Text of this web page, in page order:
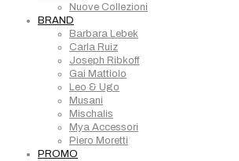
Nuove Collezioni
BRAND
Barbara Lebek
Carla Ruiz
Joseph Ribkoff
Gai Mattiolo
Leo & Ugo
Musani
Mischalis
Mya Accessori
Piero Moretti
PROMO